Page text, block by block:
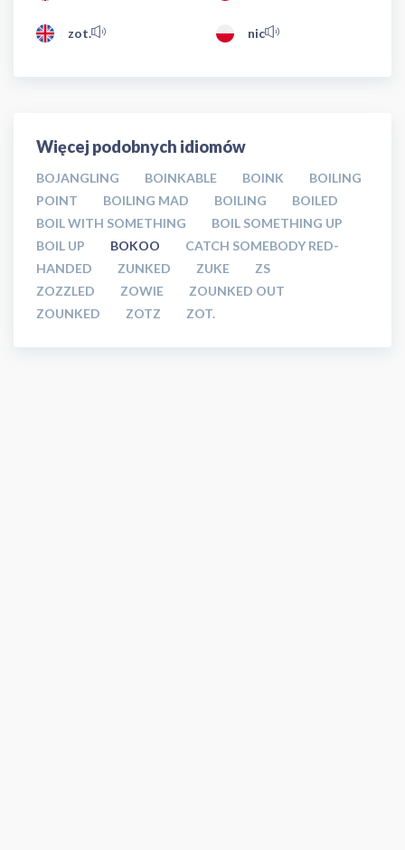
zot. nic
Więcej podobnych idiomów
BOJANGLING BOINKABLE BOINK
BOILING
POINT
BOILING MAD BOILING
BOILED
BOIL WITH SOMETHING
BOIL SOMETHING UP
BOIL UP
BOKOO
CATCH SOMEBODY RED-
HANDED
ZUNKED ZUKE
ZS
ZOZZLED
ZOWIE
ZOUNKED OUT
ZOUNKED
ZOTZ ZOT.